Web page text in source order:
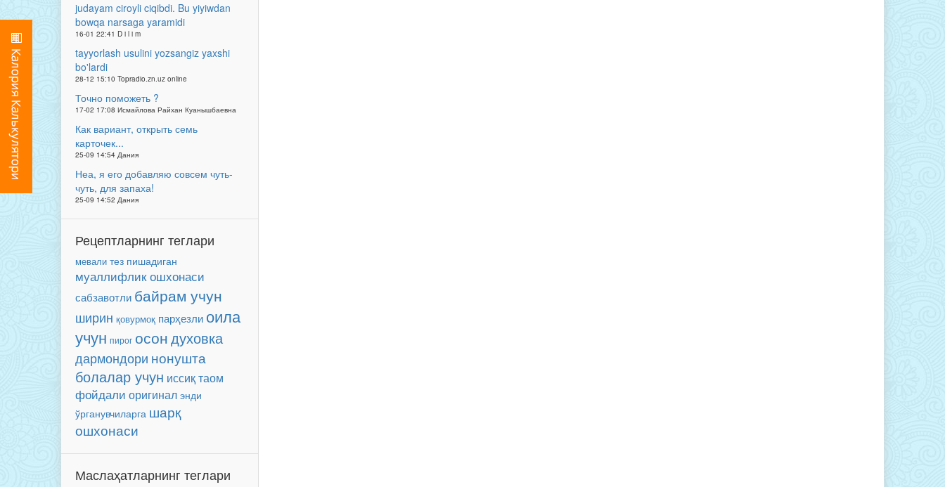
judayam ciroyli ciqibdi. Bu yiyiwdan
bowqa narsaga yaramidi
16-01 22:41 D i l i m
tayyorlash usulini yozsangiz yaxshi
bo'lardi
28-12 15:10 Topradio.zn.uz online
Точно поможеть ?
17-02 17:08 Исмайлова Райхан Куанышбаевна
Как вариант, открыть семь
карточек...
25-09 14:54 Дания
Неа, я его добавляю совсем чуть-
чуть, для запаха!
25-09 14:52 Дания
Рецептларнинг теглари
мевали тез пишадиган
муаллифлик ошхонаси
сабзавотли байрам учун
ширин қовурмоқ парҳезли оила
учун пирог осондуховка
дармондори нонушта
болалар учун иссиқ таом
фойдали оригинал энди
ўрганувчиларга шарқ
ошхонаси
Маслаҳатларнинг теглари